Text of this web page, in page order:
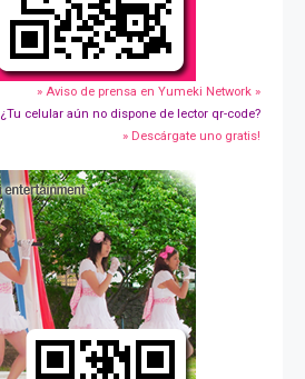
» Aviso de prensa en Yumeki Network »
¿Tu celular aún no dispone de lector qr-code?
» Descárgate uno gratis!